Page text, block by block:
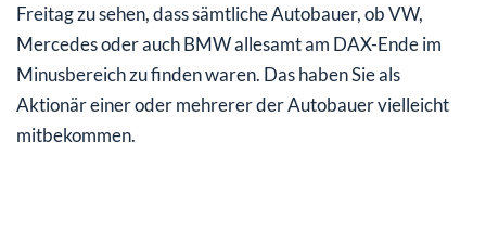
Im Reich der Mitte ging es schon vorher mit
Preissenkungen los
Tesla-Aktie im Sinkflug
Ob die neue Strategie wirklich aufgehen wird?
Freitag zu sehen, dass sämtliche Autobauer, ob VW,
Mercedes oder auch BMW allesamt am DAX-Ende im
Minusbereich zu finden waren. Das haben Sie als
Aktionär einer oder mehrerer der Autobauer vielleicht
mitbekommen.